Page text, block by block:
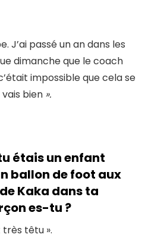
J’ai passé un an dans les
dimanche que le coach
impossible que cela se
bien ».
étais un enfant
ballon de foot aux
Kaka dans ta
es-tu ?
têtu ».